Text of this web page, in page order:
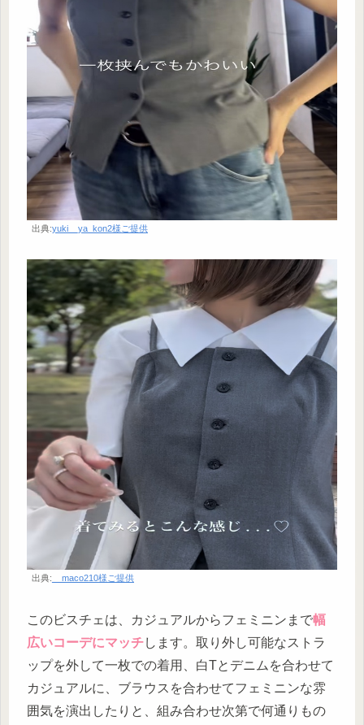
出典:yuki__ya_kon2様ご提供
出典: __maco210様ご提供
このビスチェは、カジュアルからフェミニンまで幅
広いコーデにマッチします。取り外し可能なストラ
ップを外して一枚での着用、白Tとデニムを合わせて
カジュアルに、ブラウスを合わせてフェミニンな雰
囲気を演出したりと、組み合わせ次第で何通りもの